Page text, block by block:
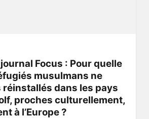
Focus : Pour quelle
musulmans ne
dans les pays
proches culturellement,
à l’Europe ?